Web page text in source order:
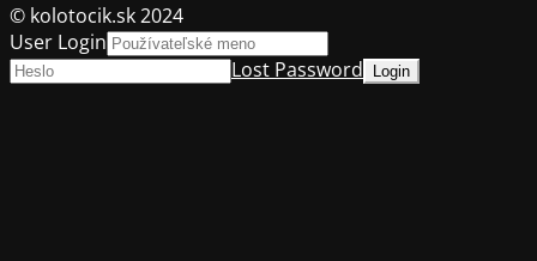
© kolotocik.sk 2024
User Login
Lost Password